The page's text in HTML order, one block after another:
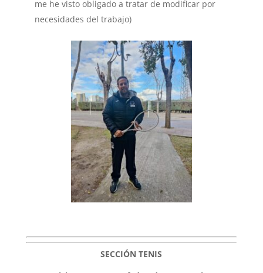
me he visto obligado a tratar de modificar por
necesidades del trabajo)
SECCIÓN TENIS